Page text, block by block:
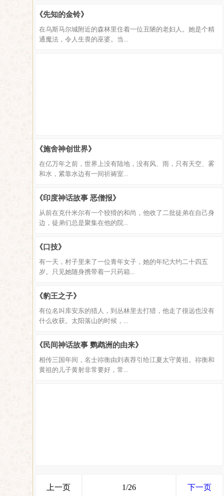
《先知的金铃》
在乌斯马尔城附近的森林里住着一位丑陋的老妇人。她是个精
通魔法，令人生畏的巫婆。当...
《施舍神创世界》
在亿万年之前，世界上没有陆地，没有风、雨，只有天空、雾
和水，紧靠水边有一间祈祷室...
《印度神话故事 恶僧报》
从前在克什米尔有一个狡猾的和尚，他收了二批徒弟在自己身
边，徒弟们总是聚集在他的院...
《口技》
有一天，村子里来了一位青年女子，她的年纪大约二十四五
岁。只见她随身携带着一只药箱...
《豹王之子》
有位名叫库安东的猎人，到丛林里去打猎，他走了很远也没有
什么收获。太阳落山的时候，...
《民间神话故事 鹦鹉洲的由来》
相传三国年间，名士祢衡由刘表荐引给江夏太守黄祖。祢衡和
黄祖的儿子黄射非常要好，常...
上一页 1/26 下一页